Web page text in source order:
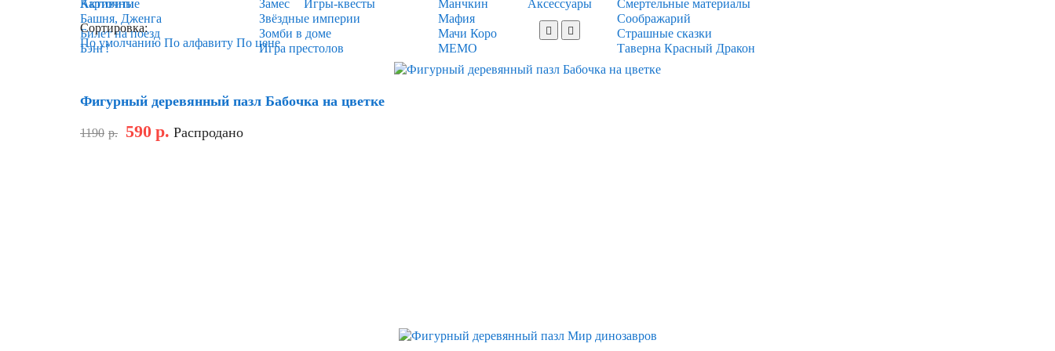
Карточные
Игры-квесты
Аксессуары
Активити
Башня, Дженга
Билет на поезд
Бэнг!
Замес
Звёздные империи
Зомби в доме
Игра престолов
Манчкин
Мафия
Мачи Коро
МЕМО
Смертельные материалы
Соображарий
Страшные сказки
Таверна Красный Дракон
Сортировка:
По умолчанию По алфавиту По цене
Фигурный деревянный пазл Бабочка на цветке
1190 р. 590 р. Распродано